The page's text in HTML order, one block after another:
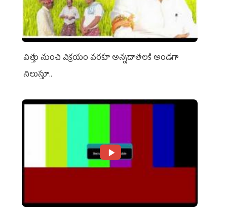
విత్తు నుంచి విక్రయం వరకూ అన్నదాతలకి అండగా
నిలుస్తూ..